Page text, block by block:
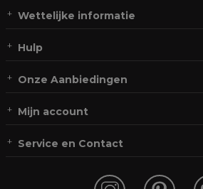
Wettelijke informatie
Hulp
Onze Aanbiedingen
Mijn account
Service en Contact